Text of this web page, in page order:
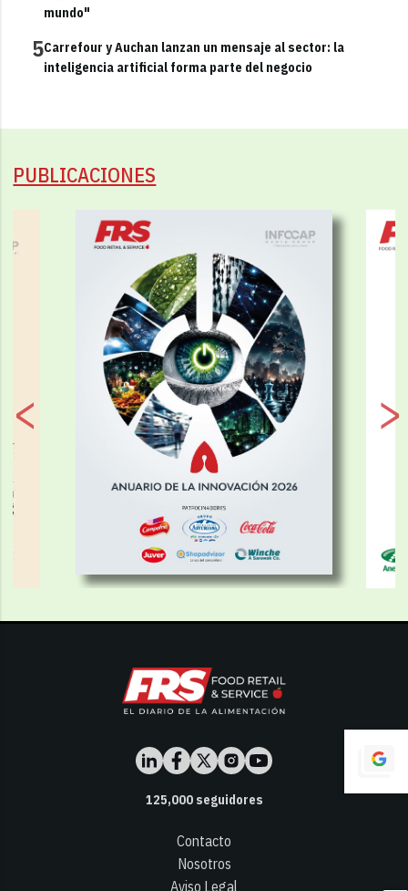
mundo"
5Carrefour y Auchan lanzan un mensaje al sector: la
inteligencia artificial forma parte del negocio
PUBLICACIONES
125,000seguidores
Contacto
Nosotros
Aviso Legal